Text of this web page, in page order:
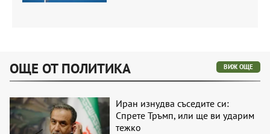
ОЩЕ ОТ ПОЛИТИКА ВИЖ ОЩЕ
Иран изнудва съседите си:
Спрете Тръмп, или ще ви ударим
тежко